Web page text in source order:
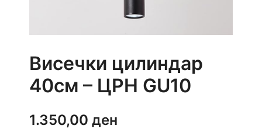
Висечки цилиндар
40см – ЦРН GU10
1.350,00 ден